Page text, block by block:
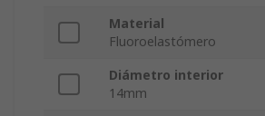
Material
Fluoroelastómero
Diámetro interior
14mm